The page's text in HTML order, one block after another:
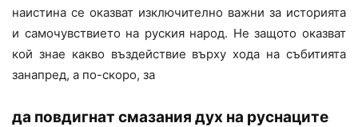
наистина се оказват изключително важни за историята
и самочувствието на руския народ. Не защото оказват
кой знае какво въздействие върху хода на събитията
занапред, а по-скоро, за
да повдигнат смазания дух на руснаците